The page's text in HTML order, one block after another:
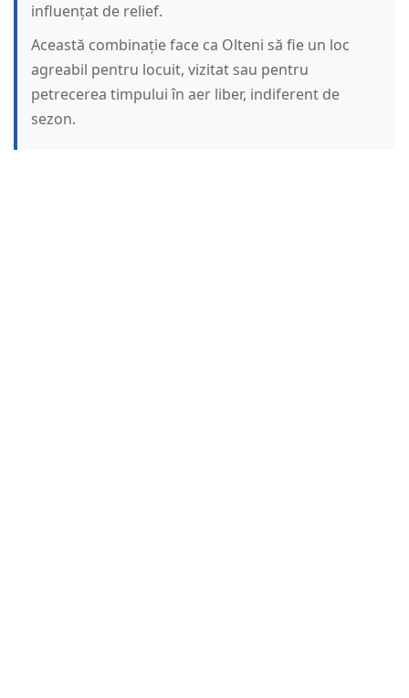
influențat de relief.
Această combinație face ca Olteni să fie un loc
agreabil pentru locuit, vizitat sau pentru
petrecerea timpului în aer liber, indiferent de
sezon.